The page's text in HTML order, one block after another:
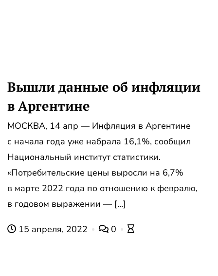
Вышли данные об инфляции
в Аргентине
МОСКВА, 14 апр — Инфляция в Аргентине
с начала года уже набрала 16,1%, сообщил
Национальный институт статистики.
«Потребительские цены выросли на 6,7%
в марте 2022 года по отношению к февралю,
в годовом выражении — […]
15 апреля, 2022 0